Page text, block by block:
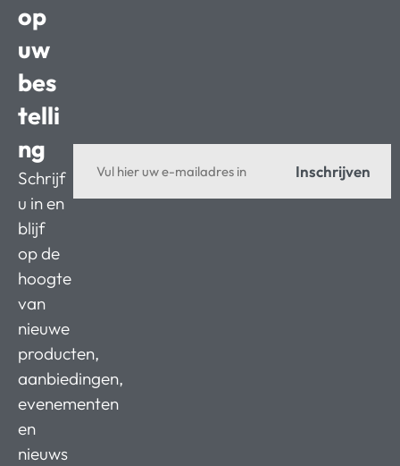
op
uw
bes
telli
ng
Schrijf
u in en
blijf
op de
hoogte
van
nieuwe
producten,
aanbiedingen,
evenementen
en
nieuws
Inschrijven